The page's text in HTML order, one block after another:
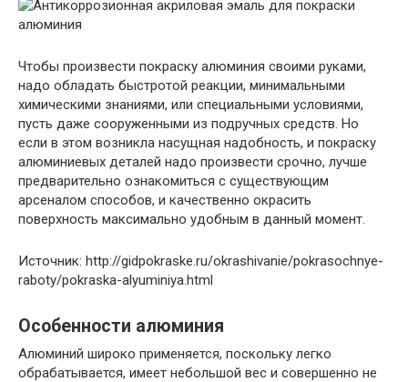
Чтобы произвести покраску алюминия своими руками,
надо обладать быстротой реакции, минимальными
химическими знаниями, или специальными условиями,
пусть даже сооруженными из подручных средств. Но
если в этом возникла насущная надобность, и покраску
алюминиевых деталей надо произвести срочно, лучше
предварительно ознакомиться с существующим
арсеналом способов, и качественно окрасить
поверхность максимально удобным в данный момент.
Источник: http://gidpokraske.ru/okrashivanie/pokrasochnye-
raboty/pokraska-alyuminiya.html
Особенности алюминия
Алюминий широко применяется, поскольку легко
обрабатывается, имеет небольшой вес и совершенно не